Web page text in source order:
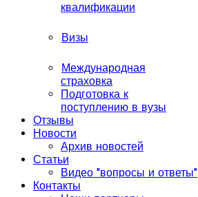
квалификации
Визы
Международная
страховка
Подготовка к
поступлению в вузы
Отзывы
Новости
Архив новостей
Статьи
Видео "вопросы и ответы"
Контакты